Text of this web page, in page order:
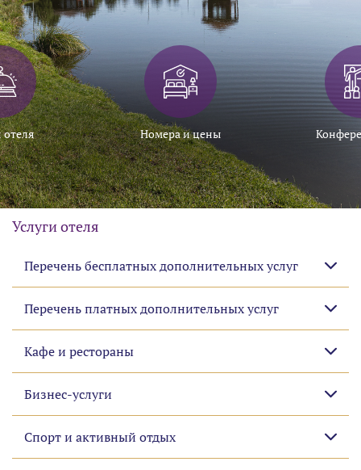
отеля Номера и цены
Услуги отеля
Перечень бесплатных дополнительных услуг
Перечень платных дополнительных услуг
Кафе и рестораны
Бизнес-услуги
Спорт и активный отдых